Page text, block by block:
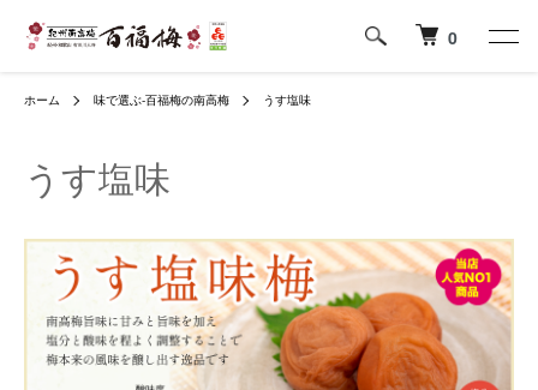
0
ホーム 味で選ぶ-百福梅の南高梅 うす塩味
うす塩味